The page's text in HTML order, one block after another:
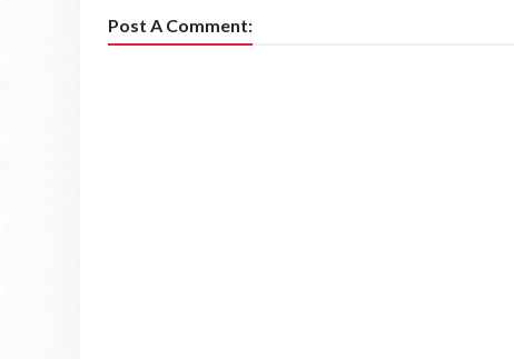
Post A Comment: